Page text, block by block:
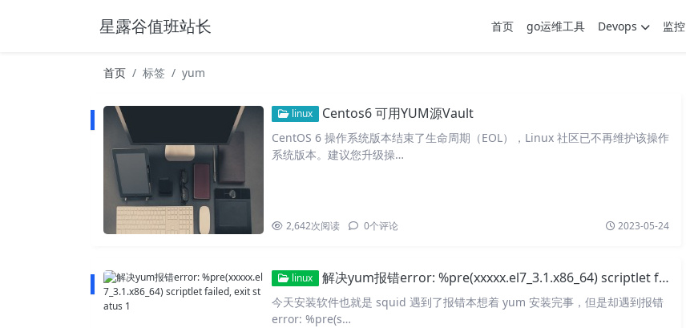
星露谷值班站长 首页 go运维工具 Devops 监控
首页 标签 yum
linux Centos6 可用YUM源Vault
CentOS 6 操作系统版本结束了生命周期（EOL），Linux 社区已不再维护该操作
系统版本。建议您升级操…
2,642次阅读 0个评论 2023-05-24
linux 解决yum报错error: %pre(xxxxx.el7_3.1.x86_64) scriptlet failed, exit status 1
今天安装软件也就是 squid 遇到了报错本想着 yum 安装完事，但是却遇到报错
error: %pre(s…